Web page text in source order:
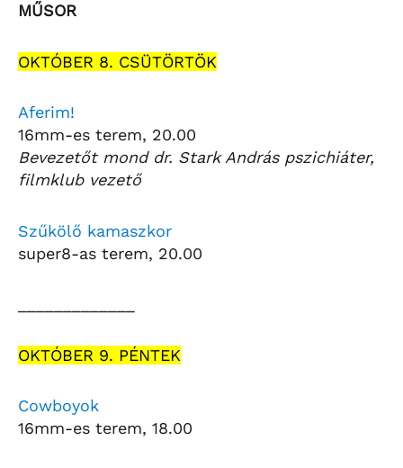
MŰSOR
OKTÓBER 8. CSÜTÖRTÖK
Aferim!
16mm-es terem, 20.00
Bevezetőt mond dr. Stark András pszichiáter,
filmklub vezető
Szűkölő kamaszkor
super8-as terem, 20.00
OKTÓBER 9. PÉNTEK
Cowboyok
16mm-es terem, 18.00